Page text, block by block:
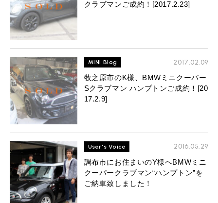
クラブマンご成約！[2017.2.23]
MINI Blog
2017.02.09
牧之原市のK様、BMWミニクーパー
Sクラブマン ハンプトンご成約！[20
17.2.9]
User's Voice
2016.05.29
調布市にお住まいのY様へBMWミニ
クーパークラブマン“ハンプトン”を
ご納車致しました！